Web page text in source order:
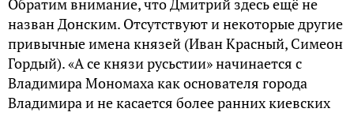
назван Донским. Отсутствуют и некоторые другие
привычные имена князей (Иван Красный, Симеон
Гордый). «А се князи русьстии» начинается с
Владимира Мономаха как основателя города
Владимира и не касается более ранних киевских